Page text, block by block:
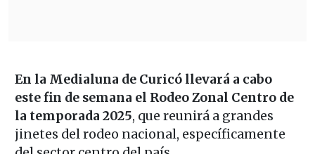
En la Medialuna de Curicó llevará a cabo
este fin de semana el Rodeo Zonal Centro de
la temporada 2025, que reunirá a grandes
jinetes del rodeo nacional, específicamente